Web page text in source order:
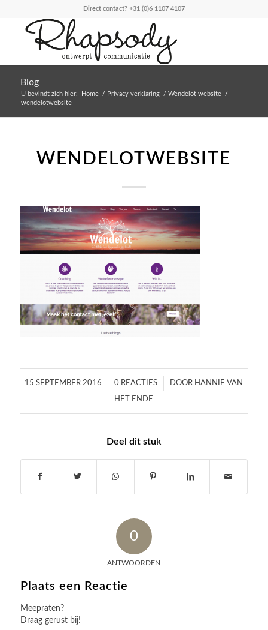
Direct contact? +31 (0)6 1107 4107
Blog
U bevindt zich hier: Home / Privacy verklaring / Wendelot website
/
wendelotwebsite
WENDELOTWEBSITE
15 SEPTEMBER 2016
/ 0 REACTIES
/ DOOR HANNIE VAN
HET ENDE
Deel dit stuk
0
ANTWOORDEN
Plaats een Reactie
Meepraten?
Draag gerust bij!